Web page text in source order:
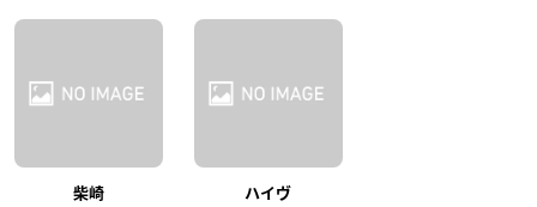
柴崎 ハイヴ